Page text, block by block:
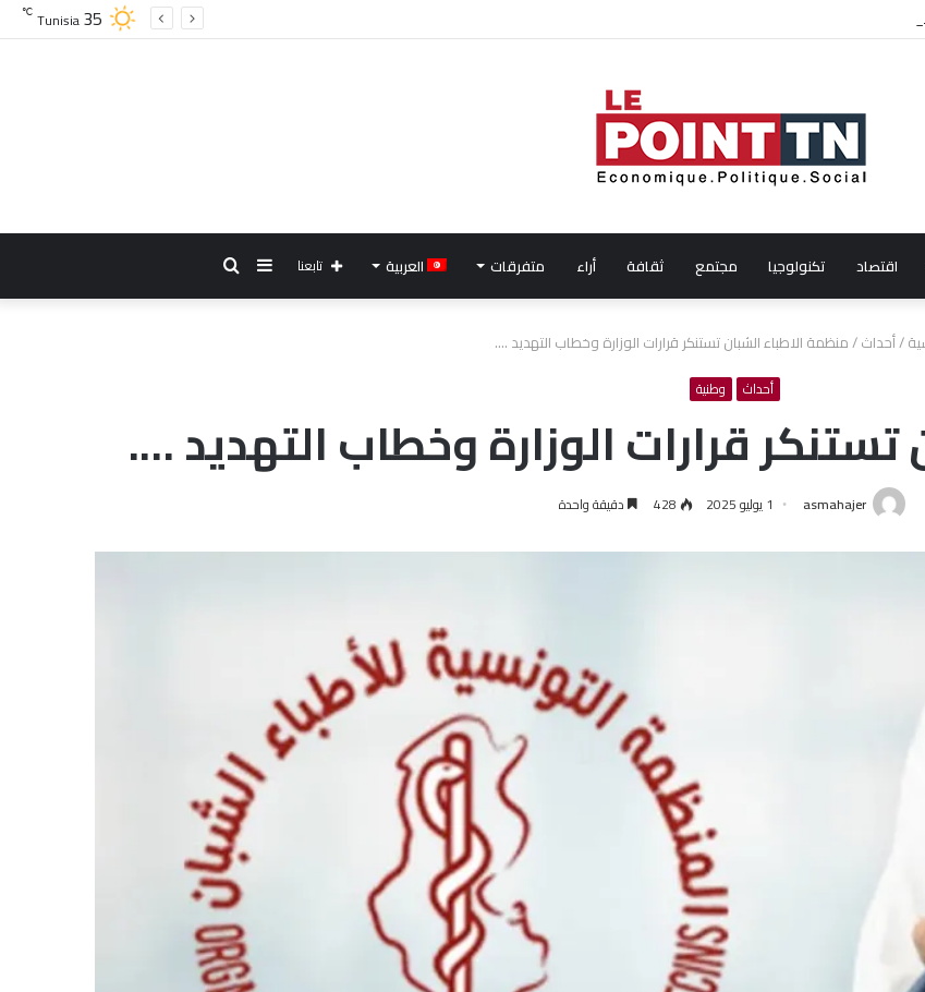
Tunisia35
℃
اقتصاد تكنولوجيا مجتمع ثقافة أراء متفرقات العربية
بحثإضافة
تابعنا
/أحداث/منظمة الاطباء الشبان تستنكر قرارات الوزارة وخطاب التهديد ….
أحداث وطنية
قرارات الوزارة وخطاب التهديد ….
asmahajer 1 يوليو 2025 428 دقيقة واحدة